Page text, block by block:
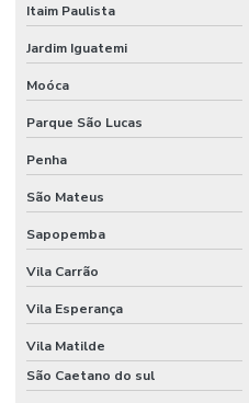
Itaim Paulista
Jardim Iguatemi
Moóca
Parque São Lucas
Penha
São Mateus
Sapopemba
Vila Carrão
Vila Esperança
Vila Matilde
São Caetano do sul